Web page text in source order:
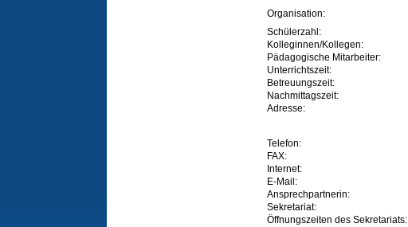
Organisation:
Schülerzahl:
Kolleginnen/Kollegen:
Pädagogische Mitarbeiter:
Unterrichtszeit:
Betreuungszeit:
Nachmittagszeit:
Adresse:
Telefon:
FAX:
Internet:
E-Mail:
Ansprechpartnerin:
Sekretariat:
Öffnungszeiten des Sekretariats: